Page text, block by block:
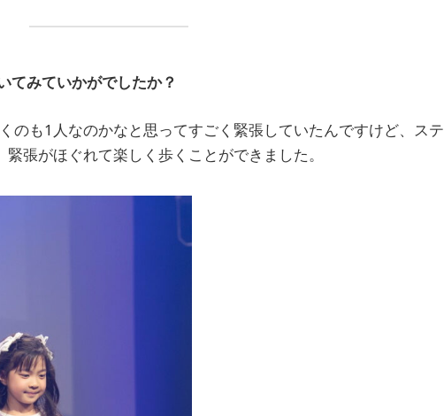
てみていかがでしたか？
のも1人なのかなと思ってすごく緊張していたんですけど、ステ
張がほぐれて楽しく歩くことができました。